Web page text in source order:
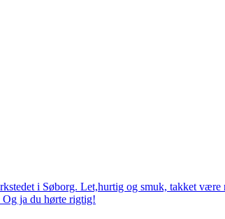
i Søborg. Let,hurtig og smuk, takket
Og ja du hørte rigtig!